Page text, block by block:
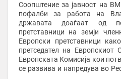
Соопштение за јавност на
пофалби за работа на
државата доаѓаат од
претставници на земји
Европски претставници
претседател на Европскиот
Европската Комисија кои
се развива и напредува во